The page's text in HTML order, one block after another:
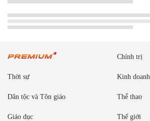
Chính trị
Thời sự Kinh doanh
Dân tộc và Tôn giáo Thể thao
Giáo dục Thế giới